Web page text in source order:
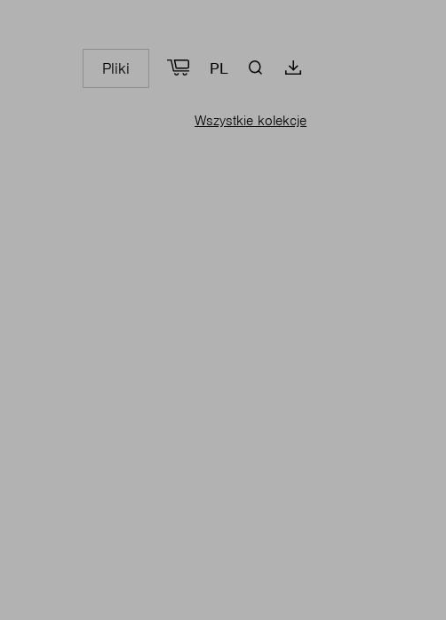
Pliki PL
Wszystkie kolekcje